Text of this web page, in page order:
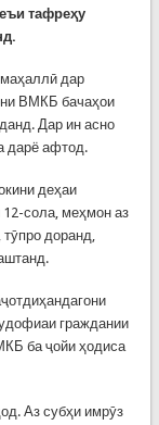
тафреҳу
маҳаллӣ дар
ВМКБ бачаҳои
Дар ин асно
дарё афтод.
деҳаи
сола, меҳмон аз
доранд,
граждании
ба ҷойи ҳодиса
Аз субҳи имрӯз